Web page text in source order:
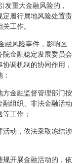
重大金融风险的，
定履行属地风险处置责
工作。
风险事件，影响区
金融稳定发展委员会
调机制的协同作用，
金融监督管理部门按
组织、非法金融活动
工作；
动，依法采取冻结涉
开展金融活动的，依